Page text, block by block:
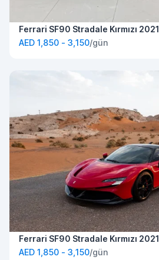
Ferrari SF90 Stradale Kırmızı 2021
AED 1,850 - 3,150/gün
Ferrari SF90 Stradale Kırmızı 2021
AED 1,850 - 3,150/gün